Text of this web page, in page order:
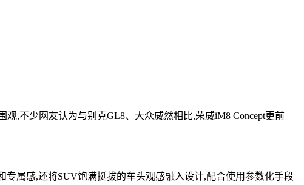
,不少网友认为与别克GL8、大众威然相比,荣威iM8 Concept更前
属感,还将SUV饱满挺拔的车头观感融入设计,配合使用参数化手段